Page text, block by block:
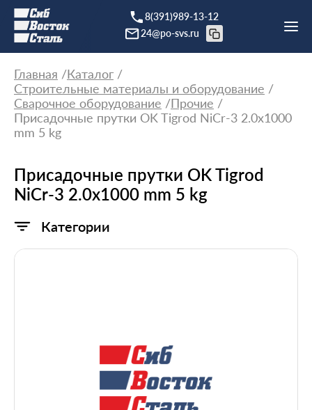
8(391)989-13-12
24@po-svs.ru
Главная
Каталог
Строительные материалы и оборудование
Сварочное оборудование
Прочие
Присадочные прутки OK Tigrod NiCr-3 2.0x1000
mm 5 kg
Присадочные прутки OK Tigrod
NiCr-3 2.0x1000 mm 5 kg
Категории